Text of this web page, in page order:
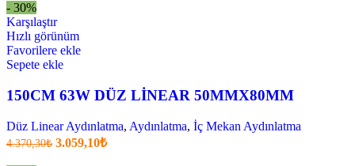
- 30%
Karşılaştır
Hızlı görünüm
Favorilere ekle
Sepete ekle
150CM 63W DÜZ LİNEAR 50MMX80MM
Düz Linear Aydınlatma, Aydınlatma, İç Mekan Aydınlatma
4.370,30₺ Orijinal
3.059,10₺Şu